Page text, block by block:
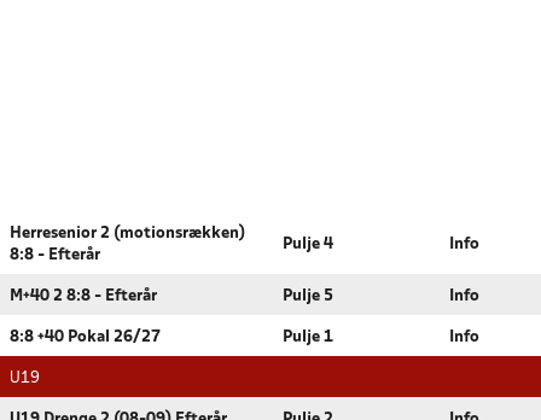
Herresenior 2 (motionsrækken)
8:8 - Efterår
Pulje 4 Info
M+40 2 8:8 - Efterår Pulje 5 Info
8:8 +40 Pokal 26/27 Pulje 1 Info
U19